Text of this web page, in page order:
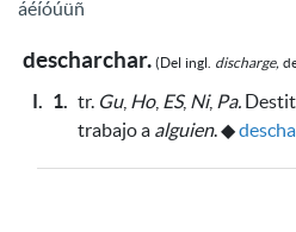
áéíóúüñ
descharchar. (Del ingl. discharge,
I. 1. tr. Gu, Ho, ES, Ni, Pa.
trabajo a alguien.◆